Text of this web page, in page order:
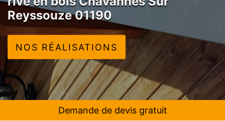
Reyssouze 01190
NOS RÉALISATIONS
Demande de devis gratuit